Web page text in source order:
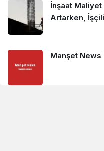
İnşaat
Artarken,
Manşet